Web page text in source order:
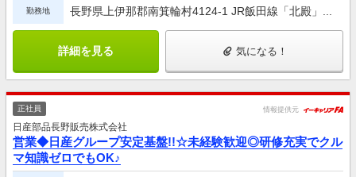
勤務地 長野県上伊那郡南箕輪村4124-1 JR飯田線「北殿」...
詳細を見る 気になる！
正社員 情報提供元
日産部品長野販売株式会社
営業◆日産グループ安定基盤!!☆未経験歓迎◎研修充実でクル
マ知識ゼロでもOK♪